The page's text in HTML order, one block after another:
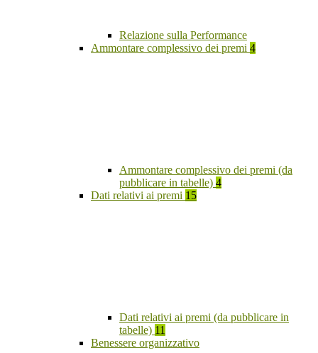
Relazione sulla Performance
Ammontare complessivo dei premi 4
Ammontare complessivo dei premi (da
pubblicare in tabelle) 4
Dati relativi ai premi 15
Dati relativi ai premi (da pubblicare in
tabelle) 11
Benessere organizzativo